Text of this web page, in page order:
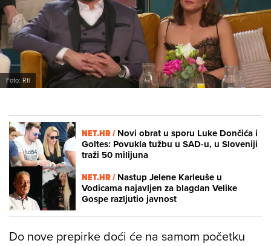
Foto: Rtl
NET.HR /Novi obrat u sporu Luke Dončića i
Goltes: Povukla tužbu u SAD-u, u Sloveniji
traži 50 milijuna
NET.HR /Nastup Jelene Karleuše u
Vodicama najavljen za blagdan Velike
Gospe razljutio javnost
Do nove prepirke doći će na samom početku